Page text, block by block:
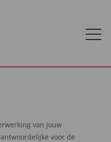
van jouw
voor de